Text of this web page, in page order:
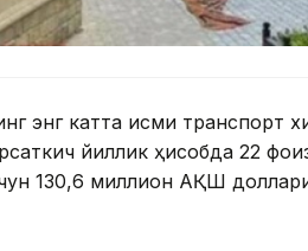
энг катта қисми транспорт
йиллик ҳисобда 22
130,6 миллион АҚШ